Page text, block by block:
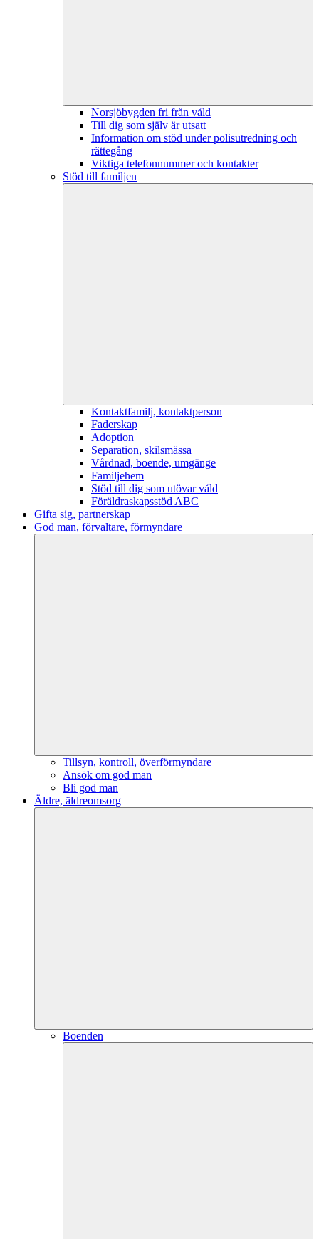
Norsjöbygden fri från våld
Till dig som själv är utsatt
Information om stöd under polisutredning och
rättegång
Viktiga telefonnummer och kontakter
Stöd till familjen
Kontaktfamilj, kontaktperson
Faderskap
Adoption
Separation, skilsmässa
Vårdnad, boende, umgänge
Familjehem
Stöd till dig som utövar våld
Föräldraskapsstöd ABC
Gifta sig, partnerskap
God man, förvaltare, förmyndare
Tillsyn, kontroll, överförmyndare
Ansök om god man
Bli god man
Äldre, äldreomsorg
Boenden